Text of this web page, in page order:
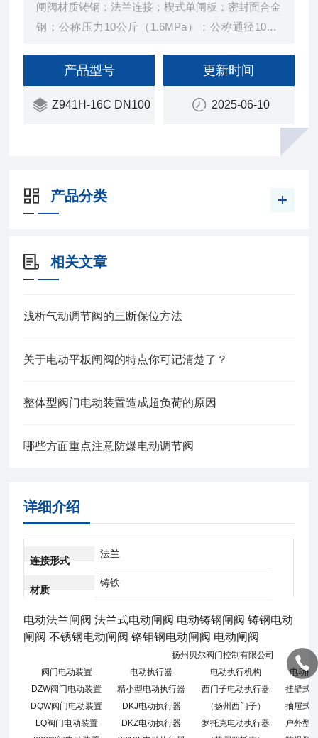
闸阀材质铸钢；法兰连接；楔式单闸板；密封面合金
钢；公称压力10公斤（1.6MPa）；公称通径100m
阀门电动装置，型号为DZW20-18W。
产品型号
Z941H-16C DN100
更新时间
2025-06-10
产品分类
相关文章
浅析气动调节阀的三断保位方法
关于电动平板闸阀的特点你可记清楚了？
整体型阀门电动装置造成超负荷的原因
哪些方面重点注意防爆电动调节阀
详细介绍
连接形式
法兰
材质
铸铁
电动法兰闸阀 法兰式电动闸阀 电动铸钢闸阀 铸钢电动
闸阀 不锈钢电动闸阀 铬钼钢电动闸阀 电动闸阀
扬州贝尔阀门控制有限公司
阀门电动装置
电动执行器 电动执行机构
电动阀
DZW阀门电动装置
精小型电动执行器
西门子电动执行器
（扬州西门子）
挂壁式
DQW阀门电动装置
DKJ电动执行器
抽屉式
LQ阀门电动装置
DKZ电动执行器
罗托克电动执行器
户外型